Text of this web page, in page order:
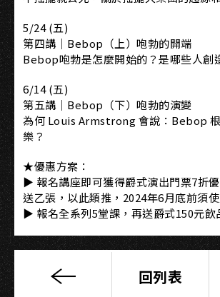
5/24 (五)
第四講｜Bebop（上）咆勃的開端
Bebop咆勃是怎麼開始的？是哪些人創
6/14 (五)
第五講｜Bebop（下）咆勃的演變
為何 Louis Armstrong 會說：Bebop
樂？
★優惠方案：
▶ 報名講座即可獲得爵式演出門票7折
送乙張，以此類推，2024年6月底前須使
▶ 報名全系列5堂課，再送爵式150元飲
吳
回列表